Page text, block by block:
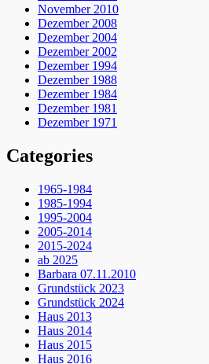
November 2010
Dezember 2008
Dezember 2004
Dezember 2002
Dezember 1994
Dezember 1988
Dezember 1984
Dezember 1981
Dezember 1971
Categories
1965-1984
1985-1994
1995-2004
2005-2014
2015-2024
ab 2025
Barbara 07.11.2010
Grundstück 2023
Grundstück 2024
Haus 2013
Haus 2014
Haus 2015
Haus 2016